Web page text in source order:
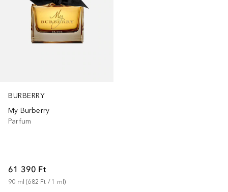
BURBERRY
My Burberry
Parfum
61 390 Ft
90 ml (682 Ft / 1 ml)